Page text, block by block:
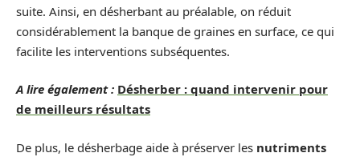
suite. Ainsi, en désherbant au préalable, on réduit
considérablement la banque de graines en surface, ce qui
facilite les interventions subséquentes.
A lire également : Désherber : quand intervenir pour
de meilleurs résultats
De plus, le désherbage aide à préserver les nutriments